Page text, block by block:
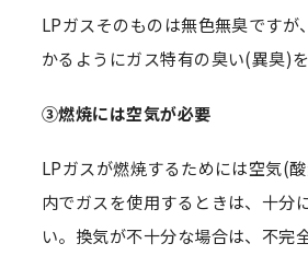
LPガスそのものは無色無臭ですが
かるようにガス特有の臭い(異臭)
③燃焼には空気が必要
LPガスが燃焼するためには空気(
内でガスを使用するときは、十分
い。換気が不十分な場合は、不完